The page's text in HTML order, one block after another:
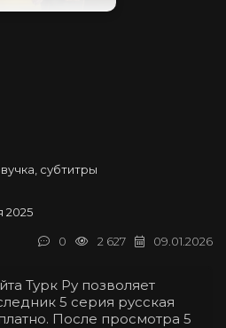
субтитры
2025
09.01.2026
2 627
0
Турк Ру позволяет
5 серия русская
После просмотра 5